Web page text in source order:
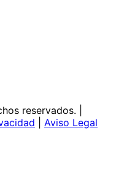
reservados. |
Aviso Legal